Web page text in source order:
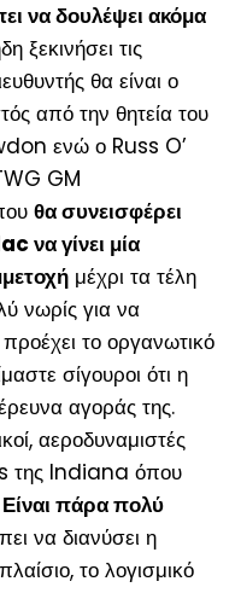
να δουλέψει ακόμα
ξεκινήσει τις
θα είναι ο
από την θητεία του
ενώ ο Russ O’
GM
θα συνεισφέρει
να γίνει μία
μέχρι τα τέλη
νωρίς για να
το οργανωτικό
σίγουροι ότι η
αγοράς της.
αεροδυναμιστές
της Indiana όπου
Είναι πάρα πολύ
να διανύσει η
το λογισμικό